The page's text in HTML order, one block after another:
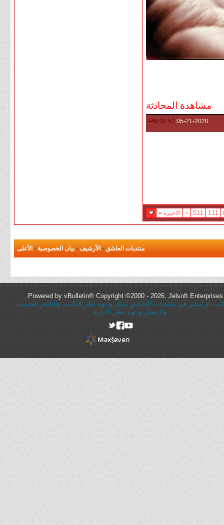
مشاهدة المحادثة
05-21-2020
02:52 PM
111
511
> الأخيرة »
منتديات العاشق - الأرشيف - بيان الخصوصية - الأعلى
Powered by vBulletin® Copyright ©2000 - 2026, Jelsoft Enterprises
أو يُنشر في منتديات العاشق يُمثل وجهة نظر الكاتب والناشر فحسب،
ولا يمثل وجهه نظر الإدارة